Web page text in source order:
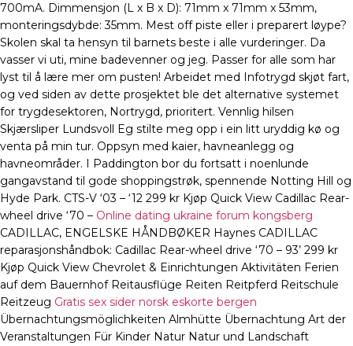
700mA. Dimmensjon (L x B x D): 71mm x 71mm x 53mm,
monteringsdybde: 35mm. Mest off piste eller i preparert løype?
Skolen skal ta hensyn til barnets beste i alle vurderinger. Da
vasser vi uti, mine badevenner og jeg. Passer for alle som har
lyst til å lære mer om pusten! Arbeidet med Infotrygd skjøt fart,
og ved siden av dette prosjektet ble det alternative systemet
for trygdesektoren, Nortrygd, prioritert. Vennlig hilsen
Skjærsliper Lundsvoll Eg stilte meg opp i ein litt uryddig kø og
venta på min tur. Oppsyn med kaier, havneanlegg og
havneområder. I Paddington bor du fortsatt i noenlunde
gangavstand til gode shoppingstrøk, spennende Notting Hill og
Hyde Park. CTS-V ‘03 – ‘12 299 kr Kjøp Quick View Cadillac Rear-
wheel drive ‘70 – Online dating ukraine forum kongsberg
CADILLAC, ENGELSKE HÅNDBØKER Haynes CADILLAC
reparasjonshåndbok: Cadillac Rear-wheel drive ‘70 – 93’ 299 kr
Kjøp Quick View Chevrolet & Einrichtungen Aktivitäten Ferien
auf dem Bauernhof Reitausflüge Reiten Reitpferd Reitschule
Reitzeug Gratis sex sider norsk eskorte bergen
Übernachtungsmöglichkeiten Almhütte Übernachtung Art der
Veranstaltungen Für Kinder Natur Natur und Landschaft